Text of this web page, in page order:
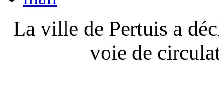
La ville de Pertuis a
voie de